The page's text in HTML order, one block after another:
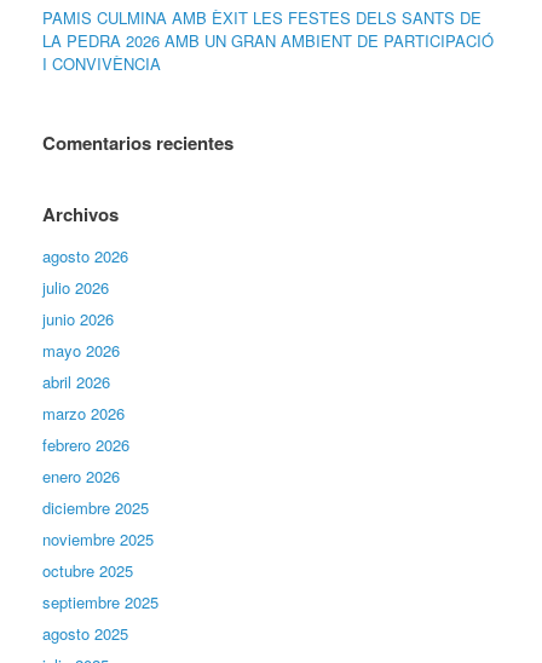
PAMIS CULMINA AMB ÈXIT LES FESTES DELS SANTS DE
LA PEDRA 2026 AMB UN GRAN AMBIENT DE PARTICIPACIÓ
I CONVIVÈNCIA
Comentarios recientes
Archivos
agosto 2026
julio 2026
junio 2026
mayo 2026
abril 2026
marzo 2026
febrero 2026
enero 2026
diciembre 2025
noviembre 2025
octubre 2025
septiembre 2025
agosto 2025